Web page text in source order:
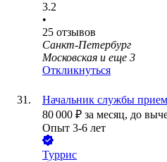
3.2
•
25 отзывов
Санкт-Петербург
Московская и еще 3
Откликнуться
Начальник службы
80 000 ₽ за месяц, до
Опыт 3-6 лет
Туррис